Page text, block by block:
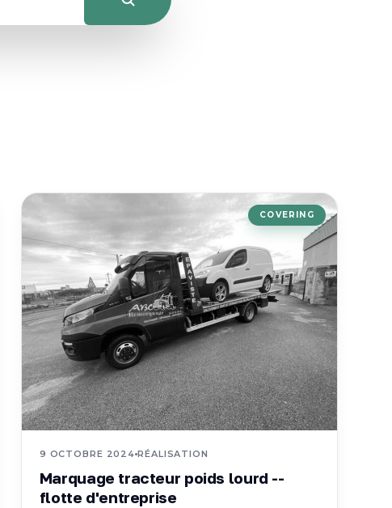
COVERING
9 OCTOBRE 2024 RÉALISATION
Marquage tracteur poids lourd --
flotte d'entreprise